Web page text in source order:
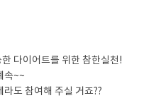
다이어트를 위한 참한실천!
속~~
도 참여해 주실 거죠??